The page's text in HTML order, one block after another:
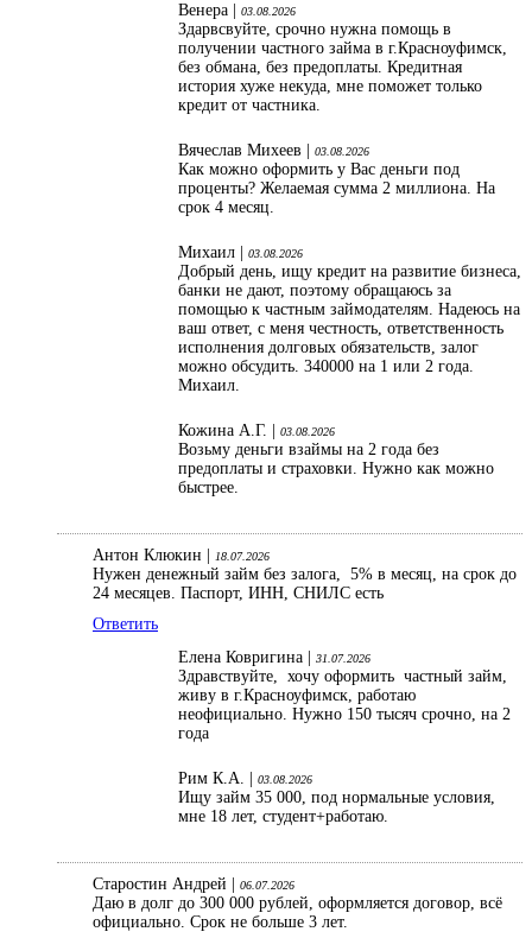
Венера | 03.08.2026
Здарвсвуйте, срочно нужна помощь в
получении частного займа в г.Красноуфимск,
без обмана, без предоплаты. Кредитная
история хуже некуда, мне поможет только
кредит от частника.
Вячеслав Михеев | 03.08.2026
Как можно оформить у Вас деньги под
проценты? Желаемая сумма 2 миллиона. На
срок 4 месяц.
Михаил | 03.08.2026
Добрый день, ищу кредит на развитие бизнеса,
банки не дают, поэтому обращаюсь за
помощью к частным займодателям. Надеюсь на
ваш ответ, с меня честность, ответственность
исполнения долговых обязательств, залог
можно обсудить. 340000 на 1 или 2 года.
Михаил.
Кожина А.Г. | 03.08.2026
Возьму деньги взаймы на 2 года без
предоплаты и страховки. Нужно как можно
быстрее.
Антон Клюкин | 18.07.2026
Нужен денежный займ без залога, 5% в месяц, на срок до
24 месяцев. Паспорт, ИНН, СНИЛС есть
Ответить
Елена Ковригина |
31.07.2026
Здравствуйте, хочу оформить частный займ,
живу в г.Красноуфимск, работаю
неофициально. Нужно 150 тысяч срочно, на 2
года
Рим К.А. | 03.08.2026
Ищу займ 35 000, под нормальные условия,
мне 18 лет, студент+работаю.
Старостин Андрей | 06.07.2026
Даю в долг до 300 000 рублей, оформляется договор, всё
официально. Срок не больше 3 лет.